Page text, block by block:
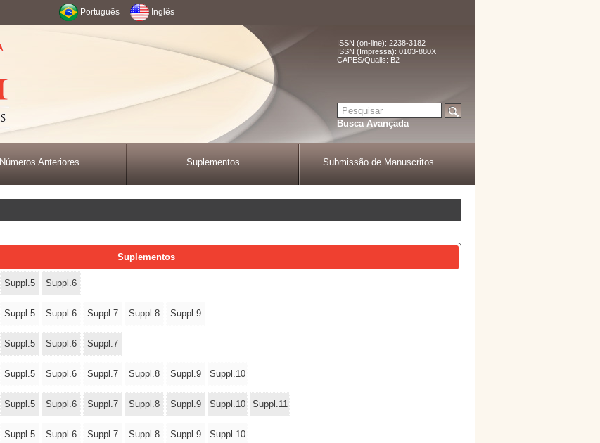
Português Inglês
ISSN (on-line): 2238-3182
ISSN (Impressa): 0103-880X
CAPES/Qualis: B2
Busca Avançada
Números Anteriores Suplementos Submissão de Manuscritos
Suplementos
Suppl.5 Suppl.6
Suppl.5 Suppl.6 Suppl.7 Suppl.8 Suppl.9
Suppl.5 Suppl.6 Suppl.7
Suppl.5 Suppl.6 Suppl.7 Suppl.8 Suppl.9 Suppl.10
Suppl.5 Suppl.6 Suppl.7 Suppl.8 Suppl.9 Suppl.10 Suppl.11
Suppl.5 Suppl.6 Suppl.7 Suppl.8 Suppl.9 Suppl.10